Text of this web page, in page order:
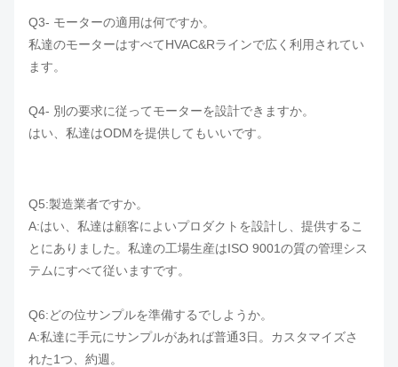
Q3- モーターの適用は何ですか。
私達のモーターはすべてHVAC&Rラインで広く利用されてい
ます。
Q4- 別の要求に従ってモーターを設計できますか。
はい、私達はODMを提供してもいいです。
Q5:製造業者ですか。
A:はい、私達は顧客によいプロダクトを設計し、提供するこ
とにありました。私達の工場生産はISO 9001の質の管理シス
テムにすべて従いますです。
Q6:どの位サンプルを準備するでしようか。
A:私達に手元にサンプルがあれば普通3日。カスタマイズさ
れた1つ、約週。